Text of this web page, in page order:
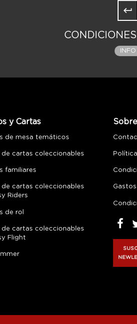
INFO
y Cartas
de mesa temáticos
de cartas coleccionables
familiares
de cartas coleccionables
Riders
de rol
de cartas coleccionables
Flight